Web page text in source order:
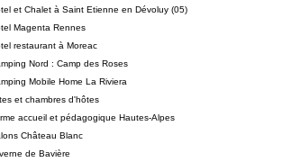
et Chalet à Saint Etienne en Dévoluy (05)
Magenta Rennes
restaurant à Moreac
Nord : Camp des Roses
Mobile Home La Riviera
et chambres d'hôtes
accueil et pédagogique Hautes-Alpes
Château Blanc
de Bavière